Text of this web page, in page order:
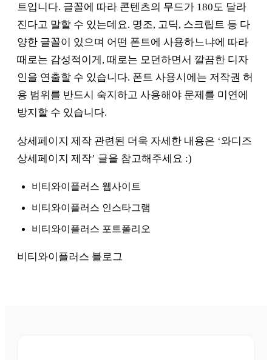
트입니다. 글꼴에 따라 콘텐츠의 무드가 180도 달라
진다고 말할 수 있는데요. 명조, 고딕, 스크립트 등 다
양한 글꼴이 있으며 어떤 폰트에 사용하느냐에 따라
때로는 감성적이게, 때로는 모던하면서 깔끔한 디자
인을 연출할 수 있습니다. 폰트 사용시에는 저작권 허
용 범위를 반드시 숙지하고 사용해야 문제를 미연에
방지할 수 있습니다.
상세페이지 제작 관련된 더욱 자세한 내용은 ‘와디즈
상세페이지 제작’ 글을 참고해주세요 :)
비티와이플러스 웹사이트
비티와이플러스 인스타그램
비티와이플러스 포트폴리오
비티와이플러스 블로그